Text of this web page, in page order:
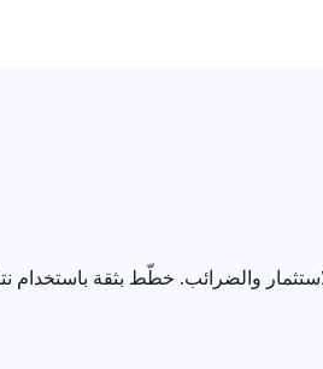
والضرائب. خطّط بثقة باستخدام